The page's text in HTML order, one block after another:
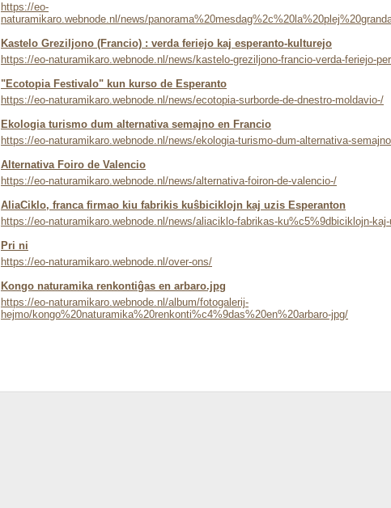
https://eo-
naturamikaro.webnode.nl/news/
Kastelo Greziljono (Francio) : verda feriejo kaj esperanto-kulturejo
https://eo-naturamikaro.webnode.nl/news/kastelo-greziljono-francio-verda-feriejo-
"Ecotopia Festivalo" kun kurso de Esperanto
https://eo-naturamikaro.webnode.nl/news/ecotopia-surborde-de-dnestro-moldavio-/
Ekologia turismo dum alternativa semajno en Francio
https://eo-naturamikaro.webnode.nl/news/ekologia-turismo-dum-alternativa-
Alternativa Foiro de Valencio
https://eo-naturamikaro.webnode.nl/news/alternativa-foiron-de-valencio-/
AliaCiklo, franca firmao kiu fabrikis kuŝbiciklojn kaj uzis Esperanton
https://eo-naturamikaro.webnode.nl/news/aliaciklo-fabrikas-ku%c5%9dbiciklojn-
Pri ni
https://eo-naturamikaro.webnode.nl/over-ons/
Kongo naturamika renkontiĝas en arbaro.jpg
https://eo-naturamikaro.webnode.nl/album/fotogalerij-
hejmo/kongo%20naturamika%20renkonti%c4%9das%20en%20arbaro-jpg/